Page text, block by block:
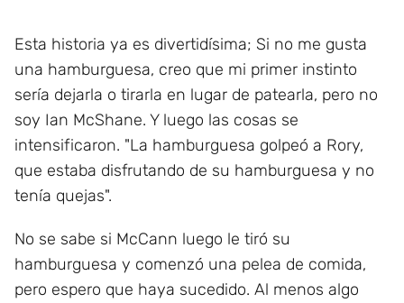
Esta historia ya es divertidísima; Si no me gusta
una hamburguesa, creo que mi primer instinto
sería dejarla o tirarla en lugar de patearla, pero no
soy Ian McShane. Y luego las cosas se
intensificaron. "La hamburguesa golpeó a Rory,
que estaba disfrutando de su hamburguesa y no
tenía quejas".
No se sabe si McCann luego le tiró su
hamburguesa y comenzó una pelea de comida,
pero espero que haya sucedido. Al menos algo